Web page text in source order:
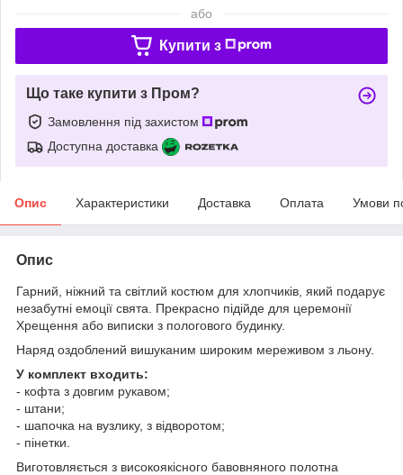
або
Купити з
Що таке купити з Пром?
Замовлення під захистом
Доступна доставка
Опис Характеристики Доставка Оплата Умови
Опис
Гарний, ніжний та світлий костюм для хлопчиків, який подарує
незабутні емоції свята. Прекрасно підійде для церемонії
Хрещення або виписки з пологового будинку.
Наряд оздоблений вишуканим широким мереживом з льону.
У комплект входить:
- кофта з довгим рукавом;
- штани;
- шапочка на вузлику, з відворотом;
- пінетки.
Виготовляється з високоякісного бавовняного полотна